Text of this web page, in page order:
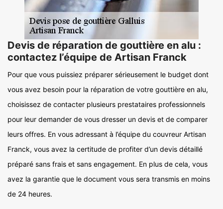
Devis de réparation de gouttière en alu :
contactez l’équipe de Artisan Franck
Pour que vous puissiez préparer sérieusement le budget dont
vous avez besoin pour la réparation de votre gouttière en alu,
choisissez de contacter plusieurs prestataires professionnels
pour leur demander de vous dresser un devis et de comparer
leurs offres. En vous adressant à l’équipe du couvreur Artisan
Franck, vous avez la certitude de profiter d’un devis détaillé
préparé sans frais et sans engagement. En plus de cela, vous
avez la garantie que le document vous sera transmis en moins
de 24 heures.